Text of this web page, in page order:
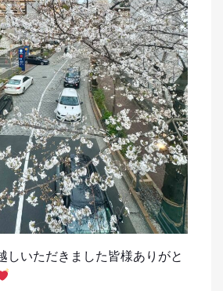
しいただきました皆様ありがと